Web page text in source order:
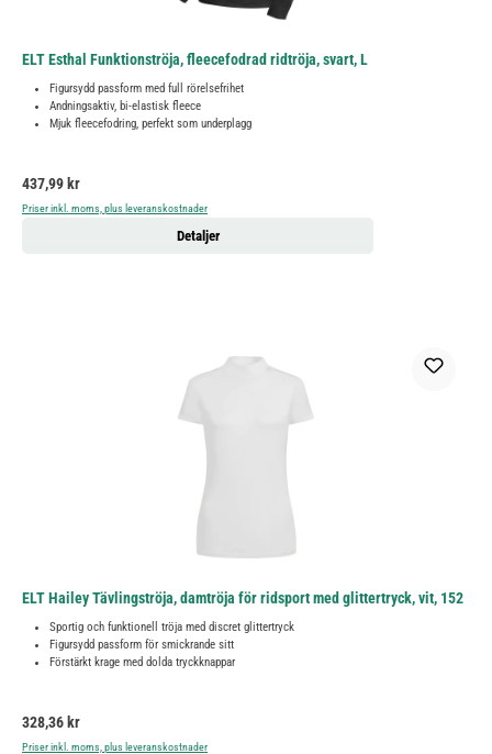
ELT Esthal Funktionströja, fleecefodrad ridtröja, svart, L
Figursydd passform med full rörelsefrihet
Andningsaktiv, bi-elastisk fleece
Mjuk fleecefodring, perfekt som underplagg
Ordinarie pris:
437,99 kr
Priser inkl. moms, plus leveranskostnader
Detaljer
ELT Hailey Tävlingströja, damtröja för ridsport med glittertryck, vit, 152
Sportig och funktionell tröja med discret glittertryck
Figursydd passform för smickrande sitt
Förstärkt krage med dolda tryckknappar
Ordinarie pris:
328,36 kr
Priser inkl. moms, plus leveranskostnader